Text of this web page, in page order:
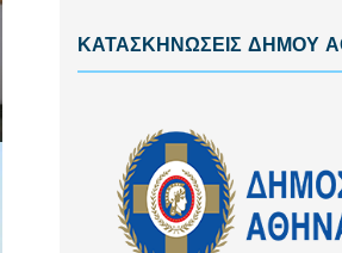
ΚΑΤΑΣΚΗΝΩΣΕΙΣ ΔΗΜΟΥ